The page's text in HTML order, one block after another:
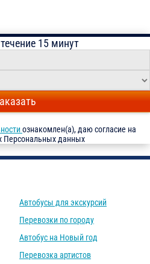
15 минут
ознакомлен(а), даю согласие на
Персональных данных
Автобусы для экскурсий
Перевозки по городу
Автобус на Новый год
Перевозка артистов